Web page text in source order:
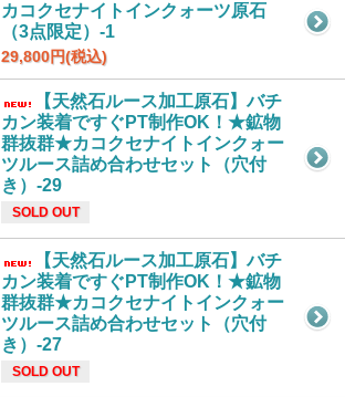
カコクセナイトインクォーツ原石
（3点限定）-1
29,800円(税込)
【天然石ルース加工原石】バチ
カン装着ですぐPT制作OK！★鉱物
群抜群★カコクセナイトインクォー
ツルース詰め合わせセット（穴付
き）-29
SOLD OUT
【天然石ルース加工原石】バチ
カン装着ですぐPT制作OK！★鉱物
群抜群★カコクセナイトインクォー
ツルース詰め合わせセット（穴付
き）-27
SOLD OUT